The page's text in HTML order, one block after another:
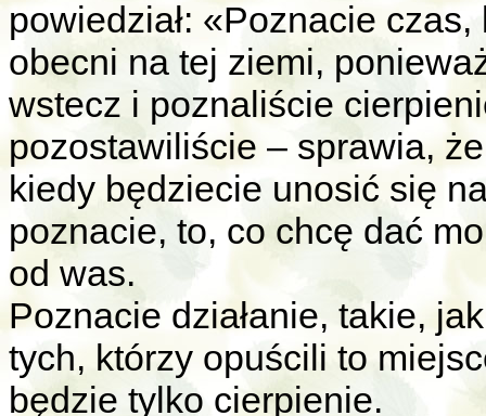
powiedział: «Poznacie
obecni na tej ziemi,
wstecz i poznaliście
pozostawiliście – sprawia,
kiedy będziecie unosić się
poznacie, to, co chcę dać
od was.
Poznacie działanie, takie,
tych, którzy opuścili to
będzie tylko cierpienie.